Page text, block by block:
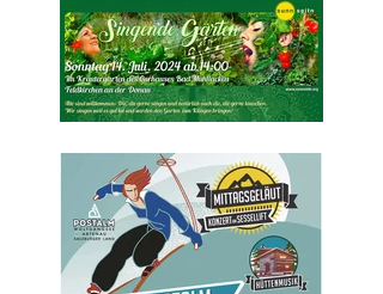
Programm
Sommer/Frühherbst
2024